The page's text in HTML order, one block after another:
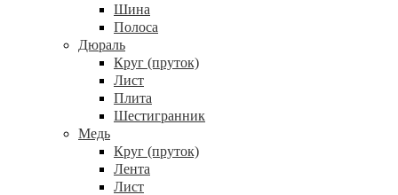
Шина
Полоса
Дюраль
Круг (пруток)
Лист
Плита
Шестигранник
Медь
Круг (пруток)
Лента
Лист